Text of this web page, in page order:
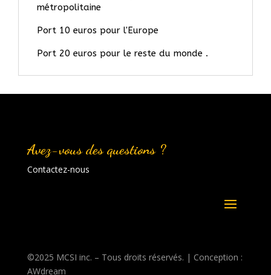
métropolitaine
Port 10 euros pour l'Europe
Port 20 euros pour le reste du monde .
Avez-vous des questions ?
Contactez-nous
©2025 MCSI inc. – Tous droits réservés. | Conception :
AWdream